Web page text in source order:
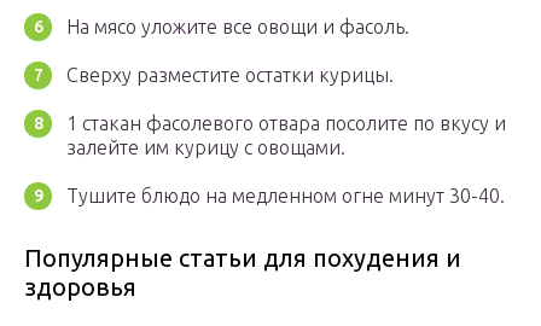
На мясо уложите все овощи и фасоль.
Сверху разместите остатки курицы.
1 стакан фасолевого отвара посолите по вкусу и
залейте им курицу с овощами.
Тушите блюдо на медленном огне минут 30-40.
Популярные статьи для похудения и
здоровья